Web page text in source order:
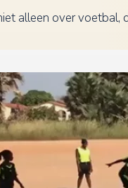
alleen over voetbal,